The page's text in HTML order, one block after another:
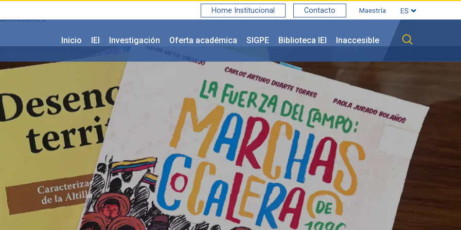
Maestría
Home Institucional Contacto
Inicio IEI Investigación Oferta académica SIGPE Biblioteca IEI Inaccesible